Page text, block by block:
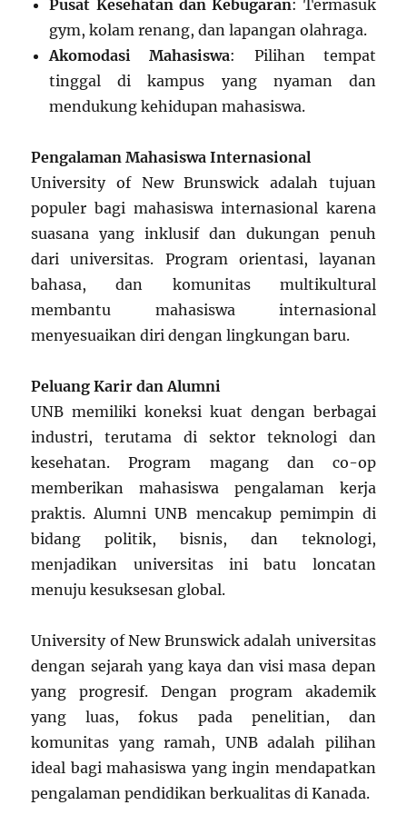
Pusat Kesehatan dan Kebugaran: Termasuk
gym, kolam renang, dan lapangan olahraga.
Akomodasi Mahasiswa: Pilihan tempat
tinggal di kampus yang nyaman dan
mendukung kehidupan mahasiswa.
Pengalaman Mahasiswa Internasional
University of New Brunswick adalah tujuan
populer bagi mahasiswa internasional karena
suasana yang inklusif dan dukungan penuh
dari universitas. Program orientasi, layanan
bahasa, dan komunitas multikultural
membantu mahasiswa internasional
menyesuaikan diri dengan lingkungan baru.
Peluang Karir dan Alumni
UNB memiliki koneksi kuat dengan berbagai
industri, terutama di sektor teknologi dan
kesehatan. Program magang dan co-op
memberikan mahasiswa pengalaman kerja
praktis. Alumni UNB mencakup pemimpin di
bidang politik, bisnis, dan teknologi,
menjadikan universitas ini batu loncatan
menuju kesuksesan global.
University of New Brunswick adalah universitas
dengan sejarah yang kaya dan visi masa depan
yang progresif. Dengan program akademik
yang luas, fokus pada penelitian, dan
komunitas yang ramah, UNB adalah pilihan
ideal bagi mahasiswa yang ingin mendapatkan
pengalaman pendidikan berkualitas di Kanada.